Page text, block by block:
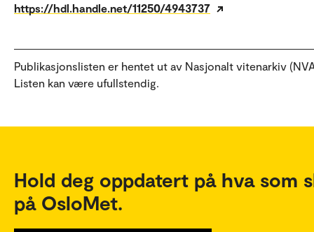
https://hdl.handle.net/11250/4943737
Publikasjonslisten er hentet ut av Nasjonalt vitenarkiv
Listen kan være ufullstendig.
Hold deg oppdatert på hva som
på OsloMet.